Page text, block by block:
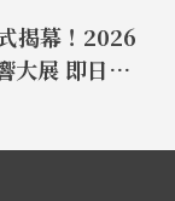
揭幕！2026
大展 即日起